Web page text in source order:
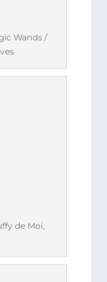
Wands /
de Moi,